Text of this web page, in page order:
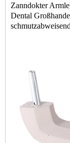
Zanndokter
Dental
schmutzabweisend